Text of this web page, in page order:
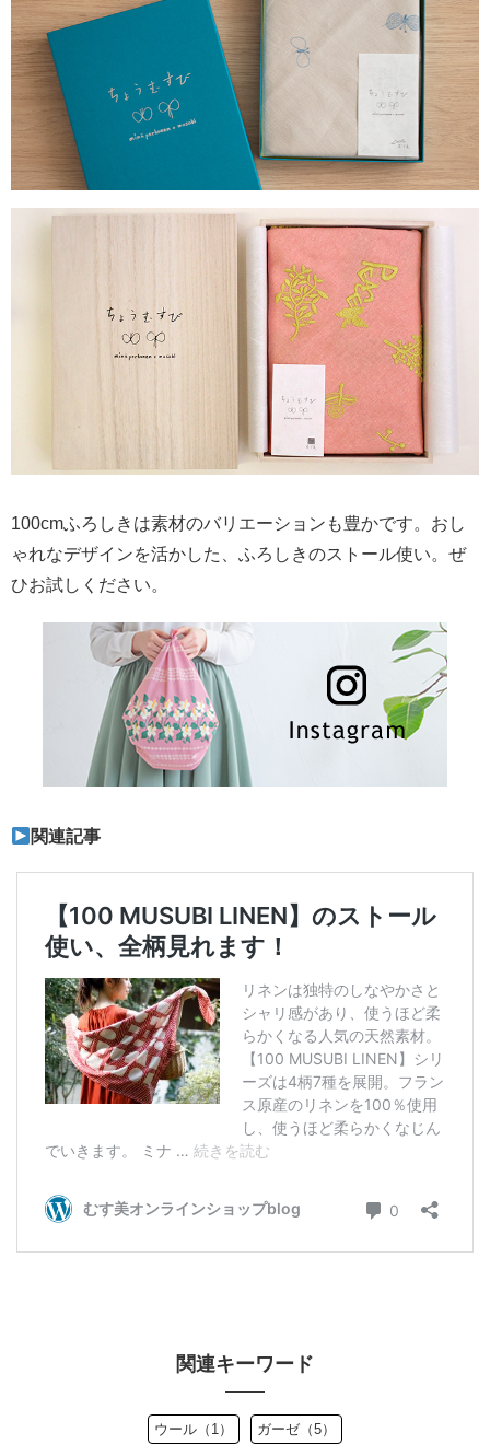
100cmふろしきは素材のバリエーションも豊かです。おし
ゃれなデザインを活かした、ふろしきのストール使い。ぜ
ひお試しください。
関連記事
関連キーワード
ウール（1） ガーゼ（5）